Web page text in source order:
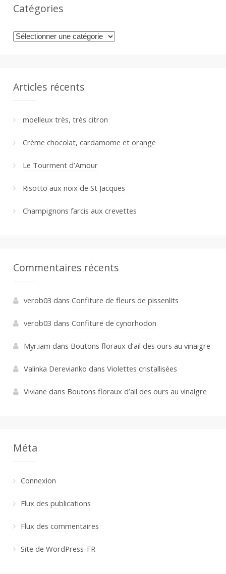
Catégories
Catégories
Articles récents
moelleux très, très citron
Crème chocolat, cardamome et orange
Le Tourment d’Amour
Risotto aux noix de St Jacques
Champignons farcis aux crevettes
Commentaires récents
verob03 dans Confiture de fleurs de pissenlits
verob03 dans Confiture de cynorhodon
Myr.iam dans Boutons floraux d’ail des ours au vinaigre
Valinka Derevianko dans Violettes cristallisées
Viviane dans Boutons floraux d’ail des ours au vinaigre
Méta
Connexion
Flux des publications
Flux des commentaires
Site de WordPress-FR